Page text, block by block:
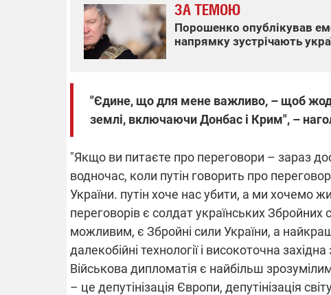
ЗА ТЕМОЮ
Порошенко опублікував
напрямку зустрічають
"Єдине, що для мене важливо, – щоб
землі, включаючи Донбас і Крим", –
"Якщо ви питаєте про переговори – зараз
водночас, коли путін говорить про
України. путін хоче нас убити, а ми хочемо
переговорів є солдат українських
можливим, є Збройні сили України, а
далекобійні технології і високоточна
Військова дипломатія є найбільш
– це депутінізація Європи, депутінізація
графіки
08.09.2025 12:09
виграй
Dodge Challenger
14.11.2025 17:15
"Око та щит":
РЕБ і пікапи –
збір коштів на
одразу чотирьох
бригад ЗСУ